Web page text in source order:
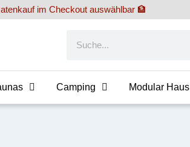
im Checkout auswählbar 🏦
Camping Modular Haus